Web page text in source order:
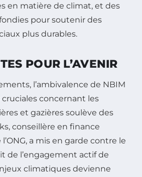
en matière de climat, et des
pour soutenir des
plus durables.
POUR L’AVENIR
l’ambivalence de NBIM
concernant les
et gazières soulève des
conseillère en finance
a mis en garde contre le
de l’engagement actif de
climatiques devienne